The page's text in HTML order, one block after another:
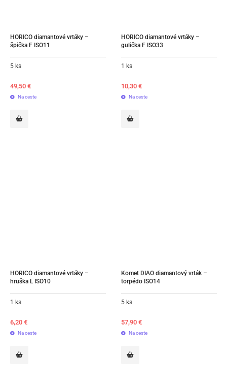
HORICO diamantové vrtáky –
špička F ISO11
5 ks
49,50 €
Na ceste
HORICO diamantové vrtáky –
gulička F ISO33
1 ks
10,30 €
Na ceste
HORICO diamantové vrtáky –
hruška L ISO10
1 ks
6,20 €
Na ceste
Komet DIAO diamantový vrták –
torpédo ISO14
5 ks
57,90 €
Na ceste